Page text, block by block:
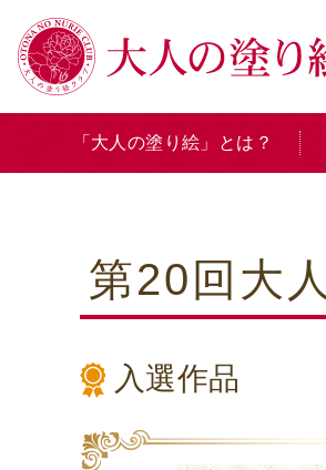
「大人の塗り絵」とは？
第20回大
入選作品